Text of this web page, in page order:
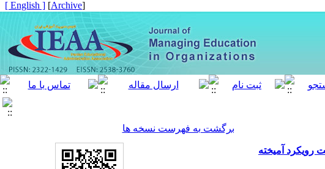
[
Archive
]
[ English ]
برگشت به فهرست نسخه ها
رویکرد آمیخته